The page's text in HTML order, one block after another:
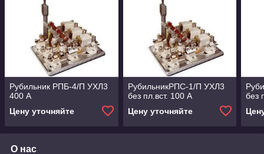
Рубильник РПБ-4/П УХЛ3
400 А
Цену уточняйте
РубильникРПС-1/П УХЛ3
без пл.вст. 100 А
Цену уточняйте
без
О нас